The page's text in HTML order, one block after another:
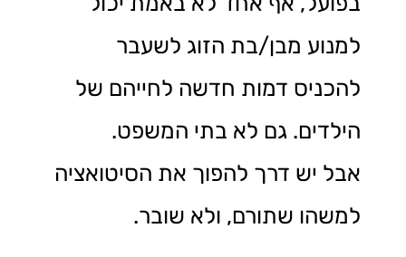
למנוע מבן/בת הזוג לשעבר
להכניס דמות חדשה לחייהם של
הילדים. גם לא בתי המשפט.
אבל יש דרך להפוך את הסיטואציה
למשהו שתורם, ולא שובר.